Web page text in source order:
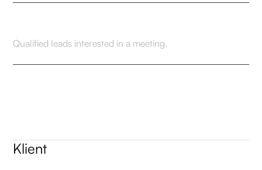
Qualified leads interested in a meeting.
Klient